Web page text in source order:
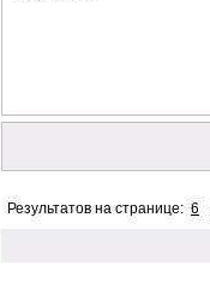
Результатов на странице: 6